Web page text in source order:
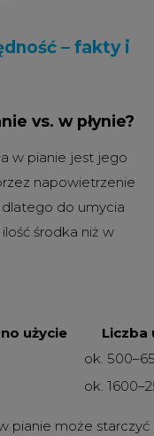
– fakty i
vs. w płynie?
w pianie jest jego
napowietrzenie
do umycia
środka niż w
użycie
Liczba
ok.
ok.
pianie może